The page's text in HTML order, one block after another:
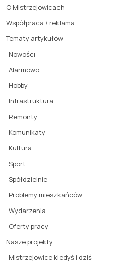
O Mistrzejowicach
Współpraca / reklama
Tematy artykułów
Nowości
Alarmowo
Hobby
Infrastruktura
Remonty
Komunikaty
Kultura
Sport
Spółdzielnie
Problemy mieszkańców
Wydarzenia
Oferty pracy
Nasze projekty
Mistrzejowice kiedyś i dziś